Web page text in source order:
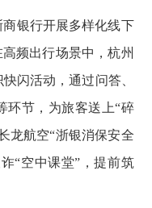
银行开展多样化线下
频出行场景中，杭州
闪活动，通过问答、
环节，为旅客送上“碎
龙航空“浙银消保安全
“空中课堂”，提前筑